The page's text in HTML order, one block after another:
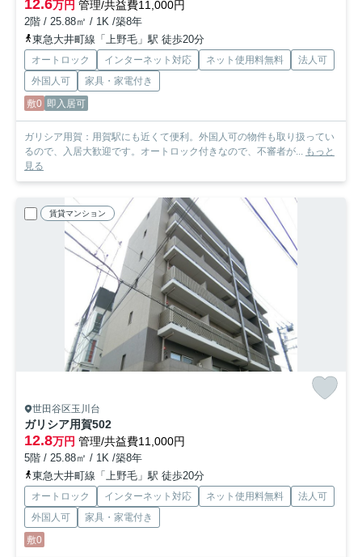
12.6万円 管理/共益費11,000円
2階 / 25.88㎡ / 1K /築8年
東急大井町線「上野毛」駅 徒歩20分
オートロック インターネット対応 ネット使用料無料
法人可
外国人可
家具・家電付き
敷0 即入居可
ガリシア用賀：用賀駅にも近くて便利。外国人可の物件も取り扱ってい
るので、入居大歓迎です。オートロック付きなので、不審者が... もっと
見る
賃貸マンション
世田谷区玉川台
ガリシア用賀502
12.8万円 管理/共益費11,000円
5階 / 25.88㎡ / 1K /築8年
東急大井町線「上野毛」駅 徒歩20分
オートロック インターネット対応 ネット使用料無料
法人可
外国人可
家具・家電付き
敷0